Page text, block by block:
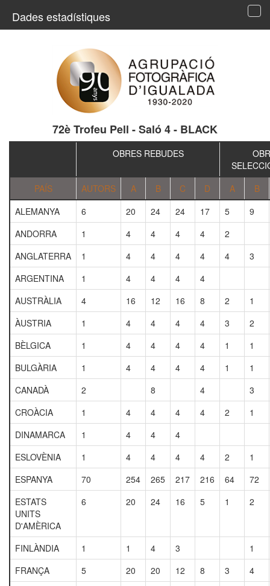
Dades estadístiques
72è Trofeu Pell - Saló 4 - BLACK
OBRES REBUDES
PAÍS
AUTORS A B C D A
B
ALEMANYA
6 20 24 24 17 5
9
ANDORRA
1 4 4 4 4
2
ANGLATERRA
1 4 4 4 4 4
3
ARGENTINA
1 4 4 4
4
AUSTRÀLIA
4 16 12 16 8 2
1
ÀUSTRIA
1 4 4 4 4 3
2
BÈLGICA
1 4 4 4 4 1
1
BULGÀRIA
1 4 4 4 4 1
1
CANADÀ
2 8 4
3
CROÀCIA
1 4 4 4 4 2
1
DINAMARCA
1 4 4
4
ESLOVÈNIA
1 4 4 4 4 2
1
ESPANYA
70 254 265 217 216 64
72
ESTATS
UNITS
D'AMÈRICA
6 20 24 16 5 1 2
FINLÀNDIA 1 1 4 3
1
FRANÇA
5 20 20 12 8 3
4